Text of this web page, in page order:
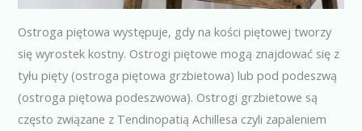
Ostroga piętowa występuje, gdy na kości piętowej tworzy
się wyrostek kostny. Ostrogi piętowe mogą znajdować się z
tyłu pięty (ostroga piętowa grzbietowa) lub pod podeszwą
(ostroga piętowa podeszwowa). Ostrogi grzbietowe są
często związane z Tendinopatią Achillesa czyli zapaleniem